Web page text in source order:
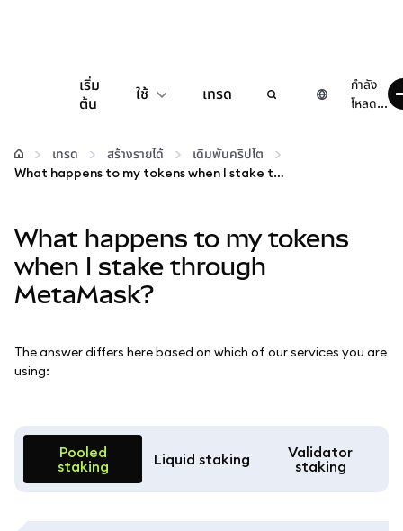
เริ่ม
ต้น
ใช้
กำหนดค่า
เว็บ 3 เพิ่มเติม
รักษาความปลอดภัย
เทรด
กำลัง
โหลด...
เทรด สร้างรายได้
เดิมพันคริปโต
What happens to my tokens when I stake through MetaMask?
What happens to my tokens
when I stake through
MetaMask?
The answer differs here based on which of our services you are
using:
Pooled
staking
Liquid staking
Validator
staking